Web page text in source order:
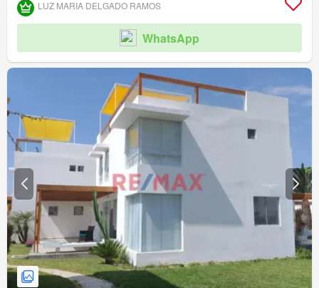
LUZ MARIA DELGADO RAMOS
WhatsApp